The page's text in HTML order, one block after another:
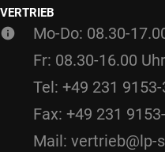
VERTRIEB
Mo-Do: 08.30-
Fr: 08.30-16.00 Uhr
Tel: +49 231
Fax: +49 231
Mail: vertrieb@lp-